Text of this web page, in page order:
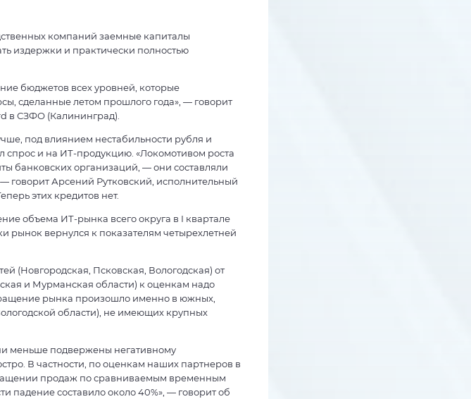
компаний заемные капиталы
издержки и практически полностью
бюджетов всех уровней, которые
сделанные летом прошлого года», — говорит
в СЗФО (Калининград).
под влиянием нестабильности рубля и
спрос и на ИТ-продукцию. «Локомотивом роста
банковских организаций, — они составляли
говорит Арсений Рутковский, исполнительный
этих кредитов нет.
объема ИТ-рынка всего округа в I квартале
рынок вернулся к показателям четырехлетней
(Новгородская, Псковская, Вологодская) от
и Мурманская области) к оценкам надо
рынка произошло именно в южных,
области), не имеющих крупных
меньше подвержены негативному
В частности, по оценкам наших партнеров в
продаж по сравниваемым временным
падение составило около 40%», — говорит об